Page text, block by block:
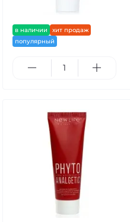
в наличии
хит продаж
популярный